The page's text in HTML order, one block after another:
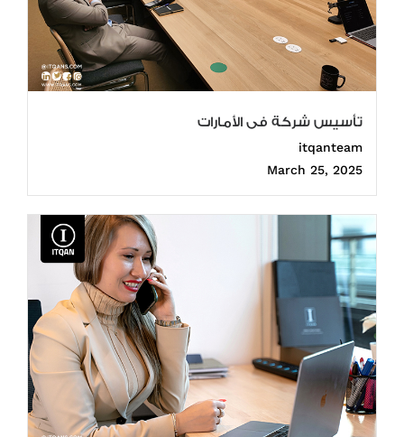
تأسيس شركة فى الأمارات
itqanteam
March 25, 2025